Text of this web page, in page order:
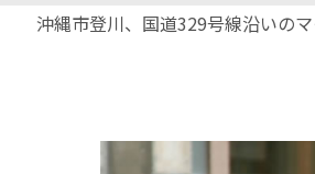
沖縄市登川、国道329号線沿いの